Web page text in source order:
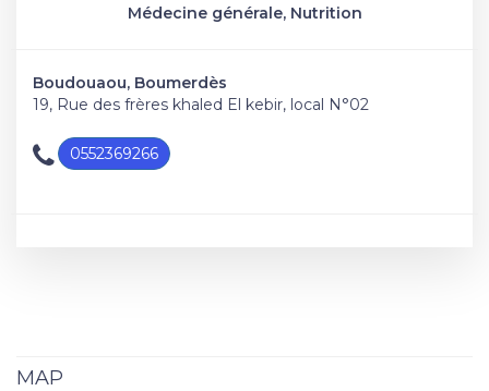
Médecine générale, Nutrition
Boudouaou, Boumerdès
19, Rue des frères khaled El kebir, local N°02
0552369266
MAP